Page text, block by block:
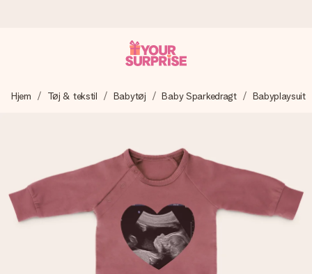
Vi laver din gave med omhu og sender den lynhurtigt – så
4,7 (baseret på +15.000 anmeldelser)
Vores gaver inspirerer. Kunderne giver os 4,7 på Google
Reviews.
Hjem Tøj & tekstil Babytøj Baby Sparkedragt Babyplaysuit